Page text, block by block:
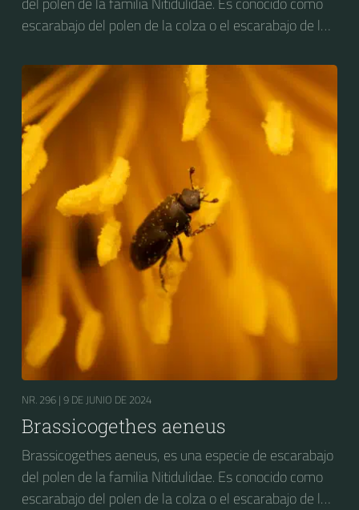
escarabajo del polen de la colza o el escarabajo de la
Meligethes aeneus.
NR. 296 | 9 DE JUNIO DE 2024
Brassicogethes aeneus
Brassicogethes aeneus, es una especie de escarabajo
del polen de la familia Nitidulidae. Es conocido como
escarabajo del polen de la colza o el escarabajo de la